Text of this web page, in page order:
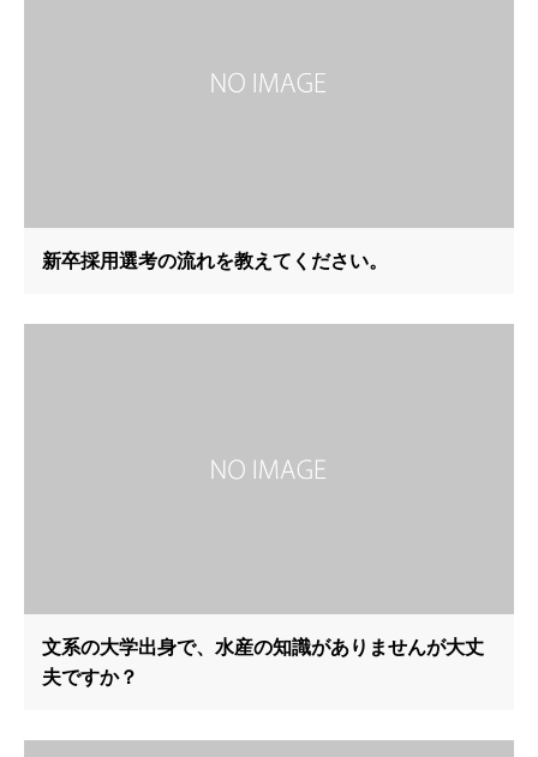
新卒採用選考の流れを教えてください。
文系の大学出身で、水産の知識がありませんが大丈
夫ですか？